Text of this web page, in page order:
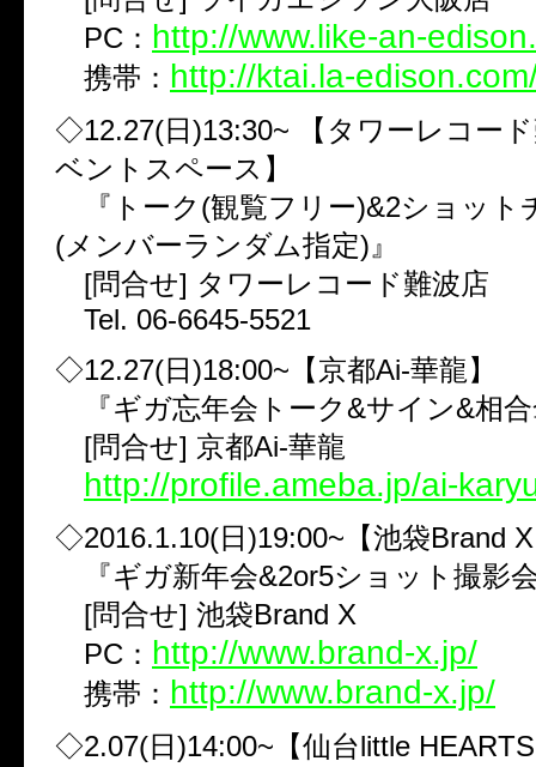
PC： http://www.like-an-
携帯： http://ktai.la-
◇12.27(日)13:30~ 【タワーレコー
ベントスペース】
『トーク(観覧フリー)&2ショット
(メンバーランダム指定)』
[問合せ] タワーレコード難波店
Tel. 06-6645-5521
◇12.27(日)18:00~【京都Ai-華龍】
『ギガ忘年会トーク&サイン&相
[問合せ] 京都Ai-華龍
http://profile.ameba.jp/ai-
◇2016.1.10(日)19:00~【池袋Brand
『ギガ新年会&2or5ショット撮影
[問合せ] 池袋Brand X
PC： http://www.brand-x.jp/
携帯： http://www.brand-x.jp/
◇2.07(日)14:00~【仙台little